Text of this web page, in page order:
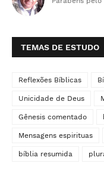
TEMAS DE ESTUDO
Reflexões Bíblicas
Unicidade de Deus
Gênesis comentado
Mensagens espirituas
bíblia resumida